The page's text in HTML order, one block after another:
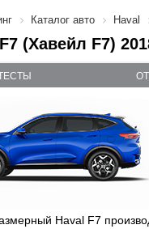
Каталог авто Haval
(Хавейл F7)
Haval F7